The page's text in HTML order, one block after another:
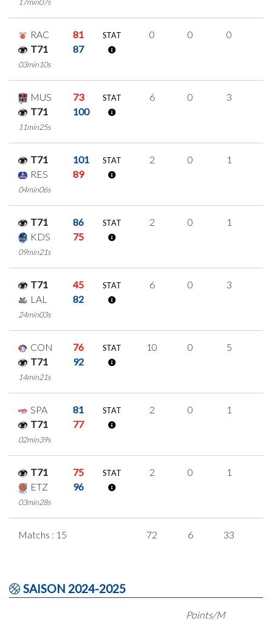
RAC
81
T71
87
03min10s
STAT 0 0 0
MUS
73
T71
100
11min25s
STAT 6 0 3
T71
101
RES
89
04min06s
STAT 2 0 1
T71
86
KDS
75
09min21s
STAT 2 0 1
T71
45
LAL
82
24min03s
STAT 6 0 3
CON
76
T71
92
14min21s
STAT 10 0 5
SPA
81
T71
77
02min39s
STAT 2 0 1
T71
75
ETZ
96
03min28s
STAT 2 0 1
Matchs : 15 72 6 33
SAISON 2024-2025
Points/M